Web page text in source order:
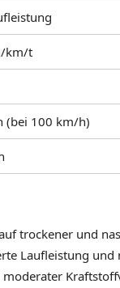
km/t
(bei 100 km/h)
trockener und
Laufleistung und
moderater